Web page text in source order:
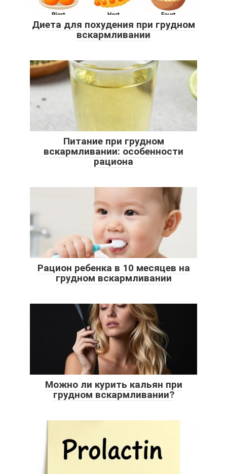
Диета для похудения при грудном
вскармливании
Питание при грудном
вскармливании: особенности
рациона
Рацион ребенка в 10 месяцев на
грудном вскармливании
Можно ли курить кальян при
грудном вскармливании?